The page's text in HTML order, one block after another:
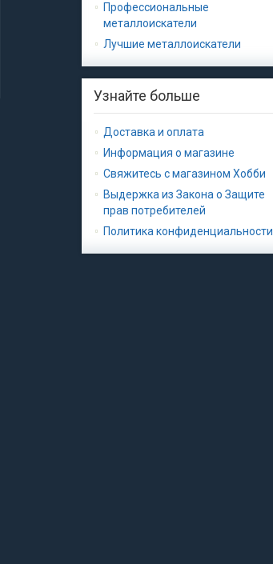
Профессиональные
металлоискатели
Лучшие металлоискатели
Узнайте больше
Доставка и оплата
Информация о магазине
Свяжитесь с магазином Хобби
Выдержка из Закона о Защите
прав потребителей
Политика конфиденциальности